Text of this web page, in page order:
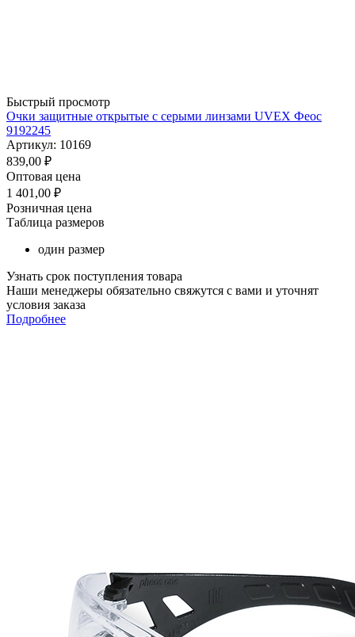
Быстрый просмотр
Очки защитные открытые с серыми линзами UVEX Феос
9192245
Артикул: 10169
839,00 ₽
Оптовая цена
1 401,00 ₽
Розничная цена
Таблица размеров
один размер
Узнать срок поступления товара
Наши менеджеры обязательно свяжутся с вами и уточнят
условия заказа
Подробнее